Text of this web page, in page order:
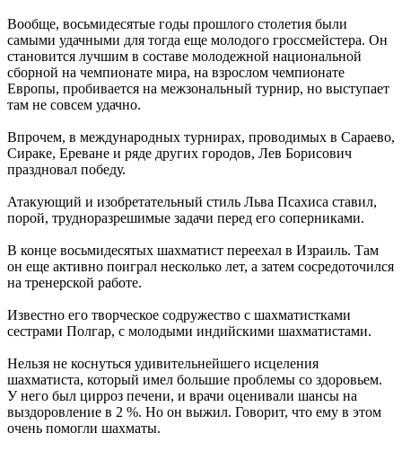
Вообще, восьмидесятые годы прошлого столетия были
самыми удачными для тогда еще молодого гроссмейстера. Он
становится лучшим в составе молодежной национальной
сборной на чемпионате мира, на взрослом чемпионате
Европы, пробивается на межзональный турнир, но выступает
там не совсем удачно.
Впрочем, в международных турнирах, проводимых в Сараево,
Сираке, Ереване и ряде других городов, Лев Борисович
праздновал победу.
Атакующий и изобретательный стиль Льва Псахиса ставил,
порой, трудноразрешимые задачи перед его соперниками.
В конце восьмидесятых шахматист переехал в Израиль. Там
он еще активно поиграл несколько лет, а затем сосредоточился
на тренерской работе.
Известно его творческое содружество с шахматистками
сестрами Полгар, с молодыми индийскими шахматистами.
Нельзя не коснуться удивительнейшего исцеления
шахматиста, который имел большие проблемы со здоровьем.
У него был цирроз печени, и врачи оценивали шансы на
выздоровление в 2 %. Но он выжил. Говорит, что ему в этом
очень помогли шахматы.